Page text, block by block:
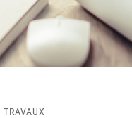
TRAVAUX